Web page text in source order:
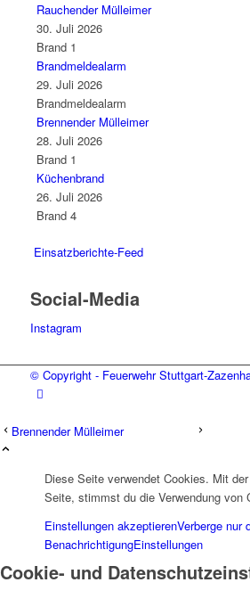
Rauchender Mülleimer
30. Juli 2026
Brand 1
Brandmeldealarm
29. Juli 2026
Brandmeldealarm
Brennender Mülleimer
28. Juli 2026
Brand 1
Küchenbrand
26. Juli 2026
Brand 4
Einsatzberichte-Feed
Social-Media
Instagram
© Copyright - Feuerwehr Stuttgart-
Brennender Mülleimer
Diese Seite verwendet Cookies. Mit
Seite, stimmst du die Verwendung von
Einstellungen akzeptierenVerberge nur
BenachrichtigungEinstellungen
Cookie- und